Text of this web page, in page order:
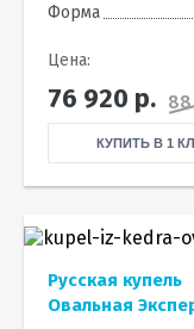
Форма
Цена:
76 920 р. 88
КУПИТЬ В 1
Русская купель
Овальная